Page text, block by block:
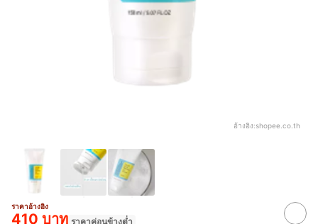
อ้างอิง:shopee.co.th
ราคาอ้างอิง
410 บาท ราคาค่อนข้างต่ำ